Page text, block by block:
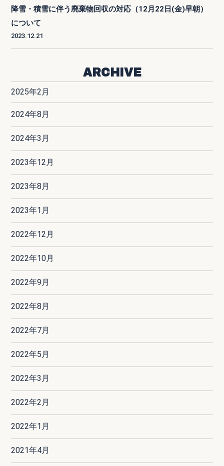
降雪・積雪に伴う廃棄物回収の対応（12月22日(金)早朝）
について
2023.12.21
ARCHIVE
2025年2月
2024年8月
2024年3月
2023年12月
2023年8月
2023年1月
2022年12月
2022年10月
2022年9月
2022年8月
2022年7月
2022年5月
2022年3月
2022年2月
2022年1月
2021年4月